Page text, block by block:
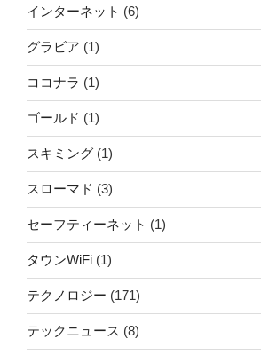
インターネット (6)
グラビア (1)
ココナラ (1)
ゴールド (1)
スキミング (1)
スローマド (3)
セーフティーネット (1)
タウンWiFi (1)
テクノロジー (171)
テックニュース (8)